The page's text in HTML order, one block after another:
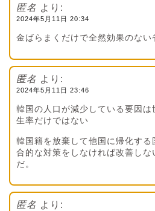
匿名 より:
2024年5月11日 20:34
金ばらまくだけで全然効果のない
匿名 より:
2024年5月11日 23:46
韓国の人口が減少している要因は
生率だけではない
韓国籍を放棄して他国に帰化す
合的な対策をしなければ改善し
だ。
匿名 より: